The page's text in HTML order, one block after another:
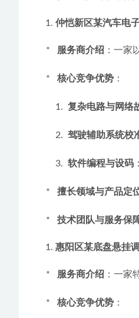
仲恺新区某汽车电
    *
服务商介绍 ：一家
    *
核心竞争优势 ：
        1.
复杂电路与网络
        2.
驾驶辅助系统校
        3.
软件编程与设码
    *
擅长领域与产品定
    *
技术团队与服务保
惠阳区某底盘悬挂
    *
服务商介绍 ：一家
    *
核心竞争优势 ：